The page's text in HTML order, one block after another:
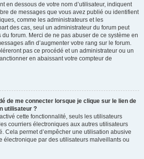
en dessous de votre nom d’utilisateur, indiquent
de messages que vous avez publié ou identifient
comme les administrateurs et les
des cas, seul un administrateur du forum peut
forum. Merci de ne pas abuser de ce système en
afin d’augmenter votre rang sur le forum.
pas ce procédé et un administrateur ou un
en abaissant votre compteur de
de me connecter lorsque je clique sur le lien de
utilisateur ?
cette fonctionnalité, seuls les utilisateurs
courriers électroniques aux autres utilisateurs
Cela permet d’empêcher une utilisation abusive
électronique par des utilisateurs malveillants ou